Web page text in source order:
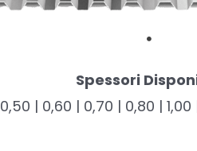
Spessori
0,50 | 0,60 | 0,70 | 0,80 | 1,00